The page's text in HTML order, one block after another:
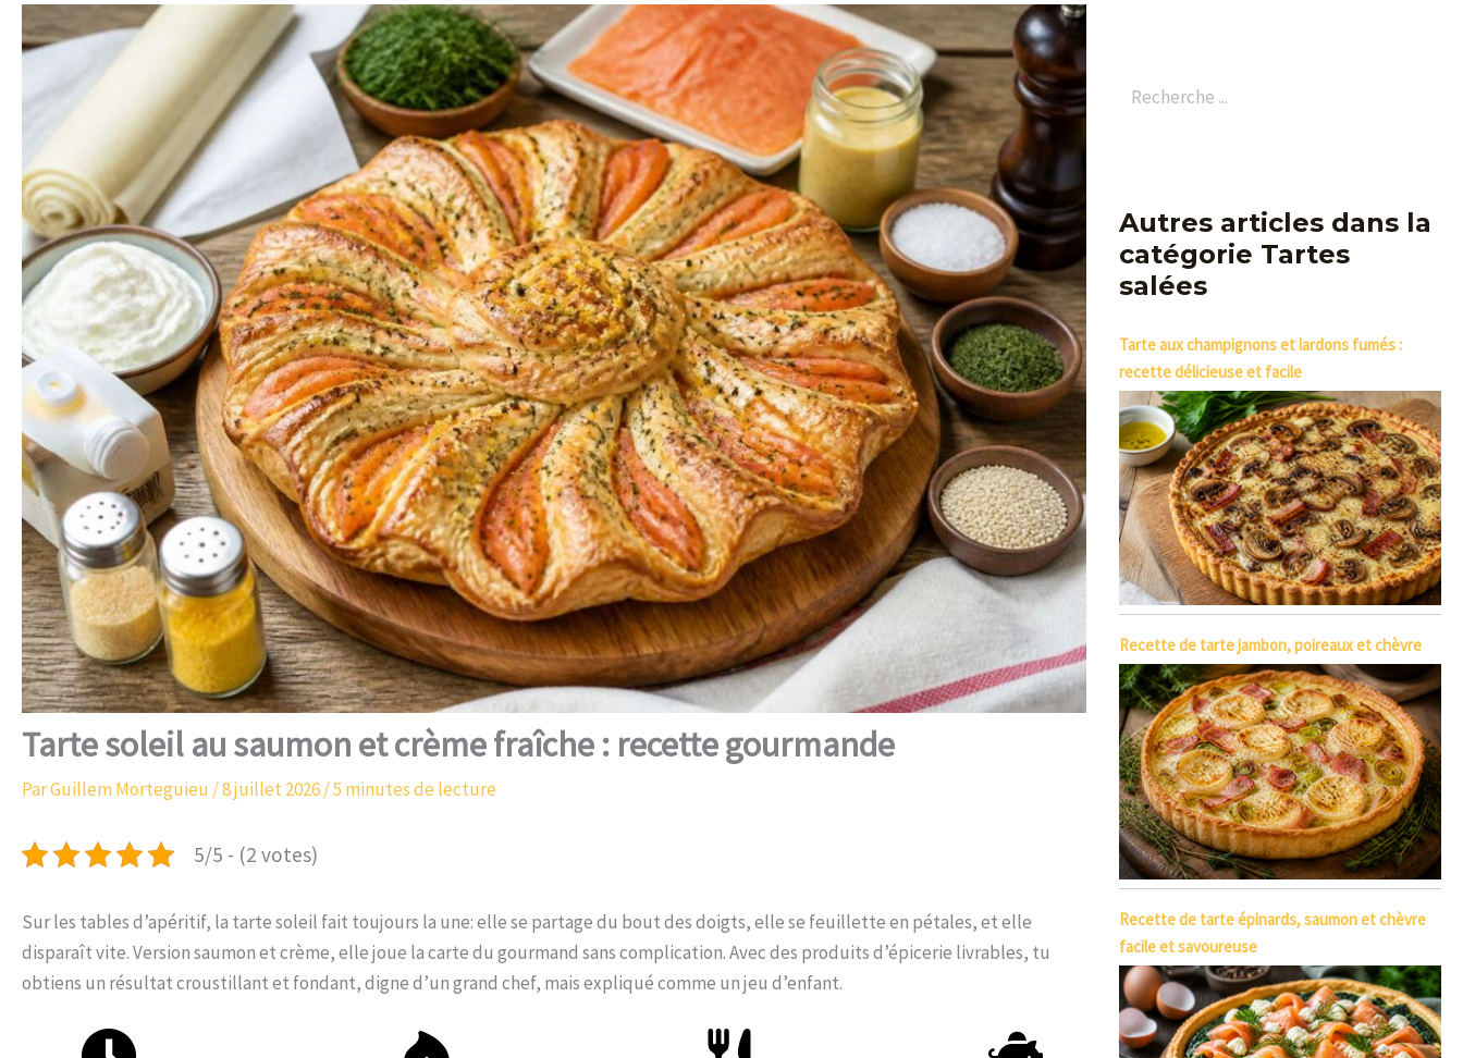
Tarte soleil au saumon et crème fraîche : recette gourmande
ParGuillem Morteguieu /8 juillet 2026/5 minutes de lecture
5/5 - (2 votes)
Sur les tables d’apéritif, la tarte soleil fait toujours la une: elle se partage du bout des doigts, elle se feuillette en pétales, et elle
disparaît vite. Version saumon et crème, elle joue la carte du gourmand sans complication. Avec des produits d’épicerie livrables, tu
obtiens un résultat croustillant et fondant, digne d’un grand chef, mais expliqué comme un jeu d’enfant.
Autres articles dans la
catégorie Tartes
salées
Tarte aux champignons et lardons fumés :
recette délicieuse et facile
Recette de tarte jambon, poireaux et chèvre
Recette de tarte épinards, saumon et chèvre
facile et savoureuse